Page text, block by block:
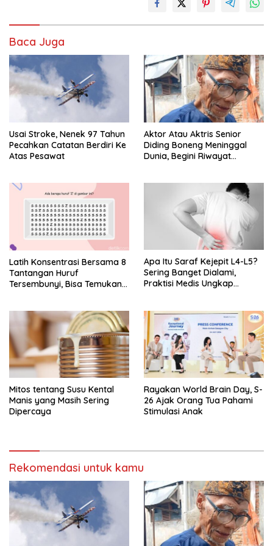
Baca Juga
Usai Stroke, Nenek 97 Tahun
Pecahkan Catatan Berdiri Ke
Atas Pesawat
Aktor Atau Aktris Senior
Diding Boneng Meninggal
Dunia, Begini Riwayat
Latih Konsentrasi Bersama 8
Tantangan Huruf
Tersembunyi, Bisa Temukan
Apa Itu Saraf Kejepit L4-L5?
Sering Banget Dialami,
Praktisi Medis Ungkap
Mitos tentang Susu Kental
Manis yang Masih Sering
Dipercaya
Rayakan World Brain Day, S-
26 Ajak Orang Tua Pahami
Stimulasi Anak
Rekomendasi untuk kamu